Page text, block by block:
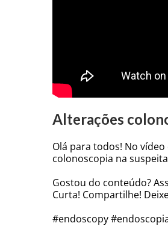
Alterações
Olá para todos! No
colonoscopia na suspeita
Gostou do conteúdo?
Curta! Compartilhe!
#endoscopy